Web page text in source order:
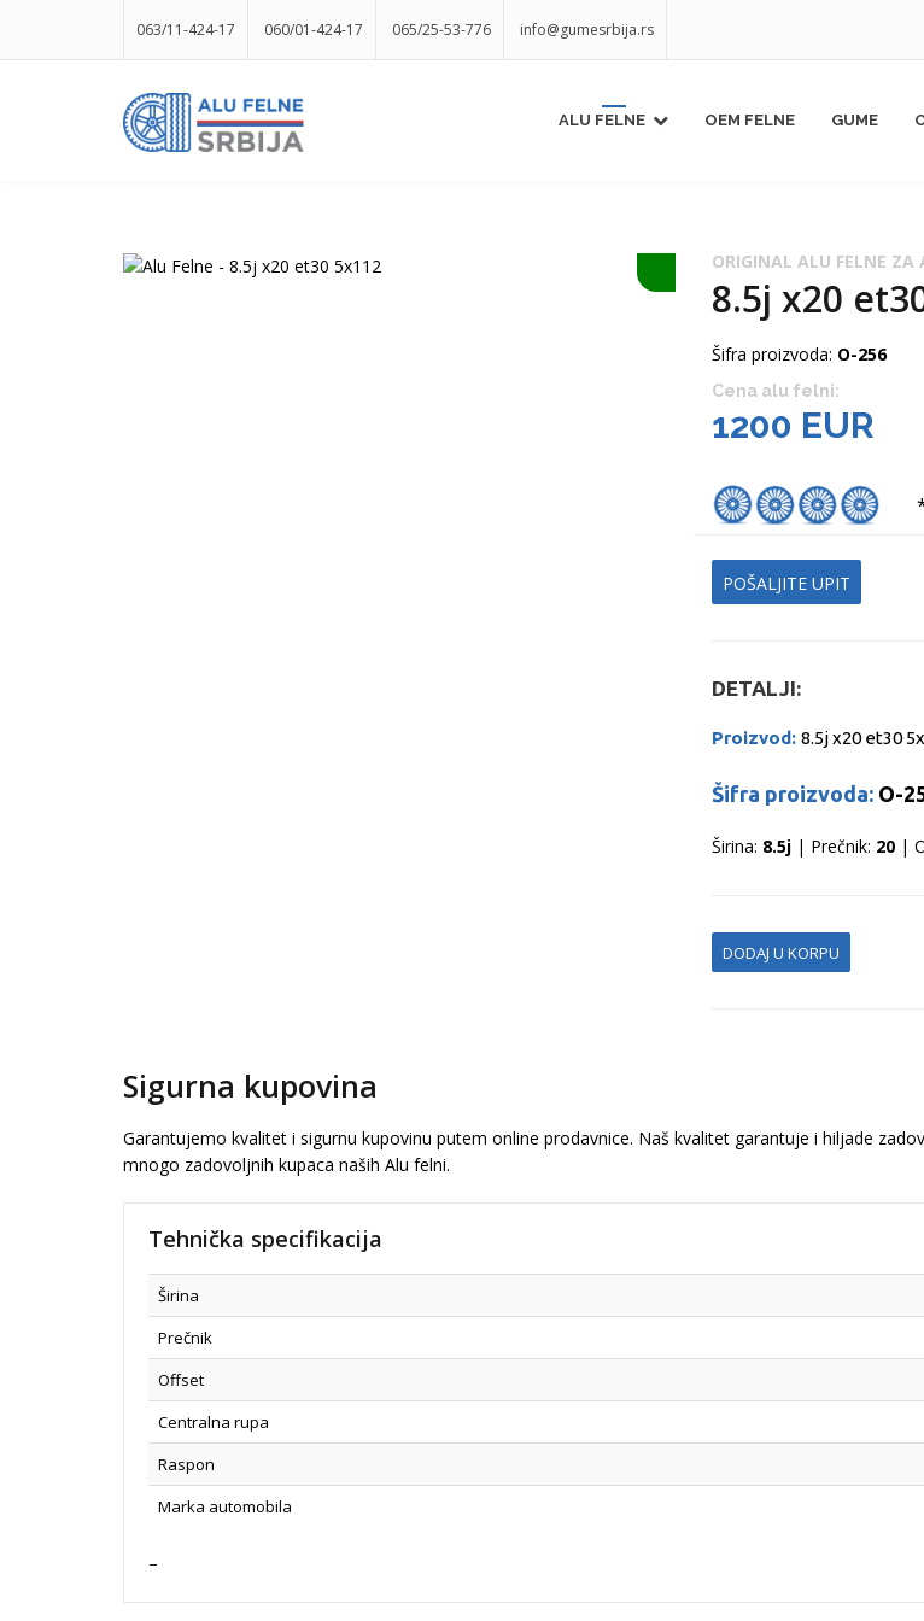
063/11-424-17 060/01-424-17 065/25-53-776 info@gumesrbija.rs
ALU FELNE OEM FELNE GUME
ORIGINAL ALU FELNE ZA
8.5j x20
Šifra proizvoda: O-256
Cena alu felni:
1200 EUR
POŠALJITE UPIT
DETALJI:
Proizvod: 8.5j x20 et30
Šifra proizvoda: O-
Širina: 8.5j| Prečnik: 20|
DODAJ U KORPU
Sigurna kupovina
Garantujemo kvalitet i sigurnu kupovinu putem online prodavnice. Naš kvalitet garantuje i hiljade
mnogo zadovoljnih kupaca naših Alu felni.
Tehnička specifikacija
Širina
Prečnik
Offset
Centralna rupa
Raspon
Marka automobila